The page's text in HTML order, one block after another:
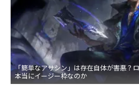
「簡単なアサシン」は存在自体が害悪？
本当にイージー枠なのか